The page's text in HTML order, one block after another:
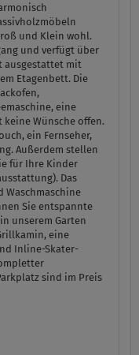
und Klein wohl.
und verfügt über
ausgestattet mit
Etagenbett. Die
eine
Wünsche offen.
ein Fernseher,
Außerdem stellen
für Ihre Kinder
Das
Waschmaschine
Sie entspannte
unserem Garten
eine
Inline-Skater-
sind im Preis